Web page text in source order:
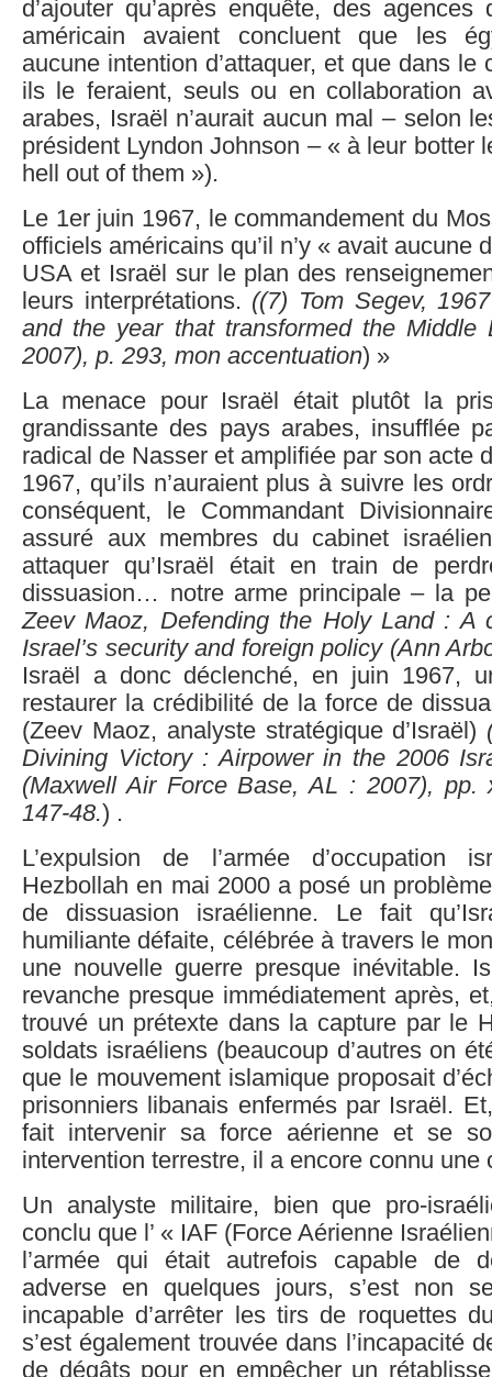
d’ajouter qu’après enquête, des agences
américain avaient concluent que les
aucune intention d’attaquer, et que dans le
ils le feraient, seuls ou en collaboration
arabes, Israël n’aurait aucun mal – selon
président Lyndon Johnson – « à leur botter
hell out of them »).
Le 1er juin 1967, le commandement du
officiels américains qu’il n’y « avait aucune
USA et Israël sur le plan des
leurs interprétations. ((7) Tom Segev,
and the year that transformed the Middle
2007), p. 293, mon accentuation) »
La menace pour Israël était plutôt la
grandissante des pays arabes, insufflée
radical de Nasser et amplifiée par son acte
1967, qu’ils n’auraient plus à suivre les
conséquent, le Commandant
assuré aux membres du cabinet
attaquer qu’Israël était en train de
dissuasion… notre arme principale – la
Zeev Maoz, Defending the Holy Land : A
Israel’s security and foreign policy (Ann
Israël a donc déclenché, en juin 1967,
restaurer la crédibilité de la force de
(Zeev Maoz, analyste stratégique d’Israël)
Divining Victory : Airpower in the 2006
(Maxwell Air Force Base, AL : 2007), pp.
147-48.) .
L’expulsion de l’armée d’occupation
Hezbollah en mai 2000 a posé un
de dissuasion israélienne. Le fait
humiliante défaite, célébrée à travers le
une nouvelle guerre presque inévitable.
revanche presque immédiatement après,
trouvé un prétexte dans la capture par le
soldats israéliens (beaucoup d’autres on
que le mouvement islamique proposait
prisonniers libanais enfermés par Israël.
fait intervenir sa force aérienne et se
intervention terrestre, il a encore connu une
Un analyste militaire, bien que pro-
conclu que l’ « IAF (Force Aérienne
l’armée qui était autrefois capable de
adverse en quelques jours, s’est non
incapable d’arrêter les tirs de roquettes
s’est également trouvée dans l’incapacité
de dégâts pour en empêcher un